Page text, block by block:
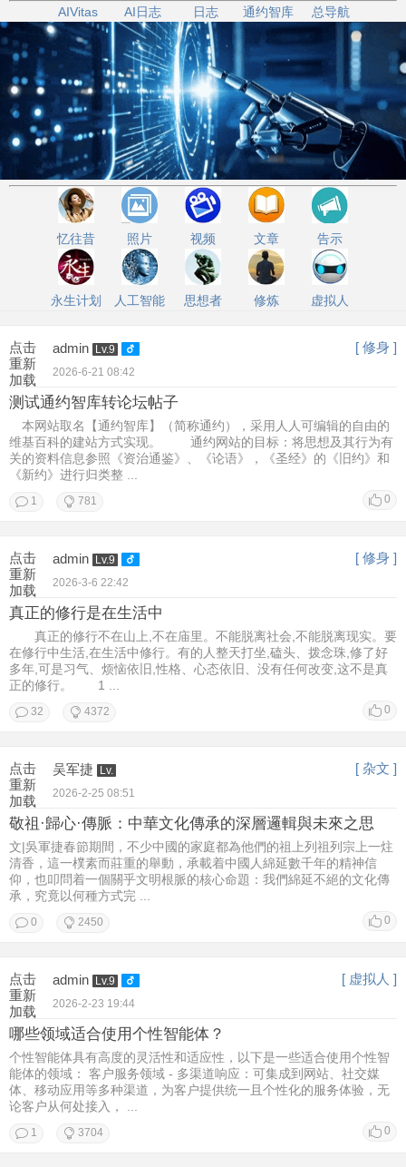
AIVitas AI日志 日志 通约智库 总导航
忆往昔 照片 视频 文章 告示
永生计划 人工智能 思想者 修炼 虚拟人
点击
重新
加载
admin Lv.9 [ 修身 ]
2026-6-21 08:42
测试通约智库转论坛帖子
本网站取名【通约智库】（简称通约），采用人人可编辑的自由的
维基百科的建站方式实现。 通约网站的目标：将思想及其行为有
关的资料信息参照《资治通鉴》、《论语》，《圣经》的《旧约》和
《新约》进行归类整 ...
0
1 781
点击
重新
加载
admin Lv.9 [ 修身 ]
2026-3-6 22:42
真正的修行是在生活中
真正的修行不在山上,不在庙里。不能脱离社会,不能脱离现实。要
在修行中生活,在生活中修行。有的人整天打坐,磕头、拨念珠,修了好
多年,可是习气、烦恼依旧,性格、心态依旧、没有任何改变,这不是真
正的修行。 1 ...
0
32 4372
点击
重新
加载
吴军捷 Lv. [ 杂文 ]
2026-2-25 08:51
敬祖·歸心·傳脈：中華文化傳承的深層邏輯與未來之思
文|吳軍捷春節期間，不少中國的家庭都為他們的祖上列祖列宗上一炷
清香，這一樸素而莊重的舉動，承載着中國人綿延數千年的精神信
仰，也叩問着一個關乎文明根脈的核心命題：我們綿延不絕的文化傳
承，究竟以何種方式完 ...
0
0 2450
点击
重新
加载
admin Lv.9 [ 虚拟人 ]
2026-2-23 19:44
哪些领域适合使用个性智能体？
个性智能体具有高度的灵活性和适应性，以下是一些适合使用个性智
能体的领域： 客户服务领域 - 多渠道响应：可集成到网站、社交媒
体、移动应用等多种渠道，为客户提供统一且个性化的服务体验，无
论客户从何处接入， ...
0
1 3704